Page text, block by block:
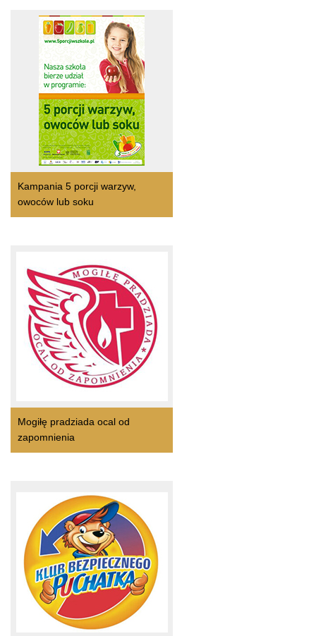
Kampania 5 porcji warzyw,
owoców lub soku
Mogiłę pradziada ocal od
zapomnienia